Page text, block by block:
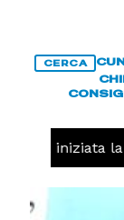
CERCA
iniziata la